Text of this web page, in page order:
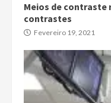
Meios de contraste
contrastes
Fevereiro 19, 2021